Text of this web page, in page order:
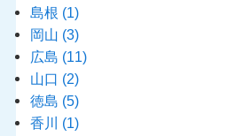
島根 (1)
岡山 (3)
広島 (11)
山口 (2)
徳島 (5)
香川 (1)